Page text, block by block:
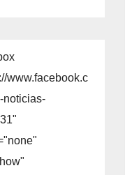
www.facebook.c
noticias-